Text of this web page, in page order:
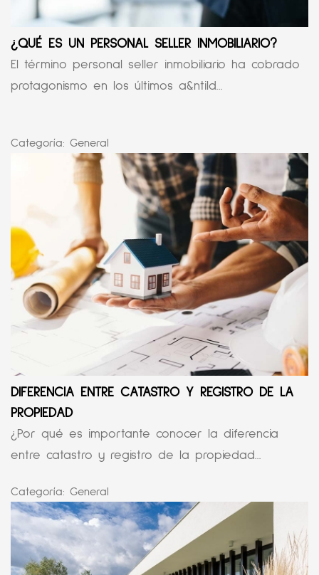
¿QUÉ ES UN PERSONAL SELLER INMOBILIARIO?
El término personal seller inmobiliario ha cobrado
protagonismo en los últimos a&ntild...
Categoría: General
DIFERENCIA ENTRE CATASTRO Y REGISTRO DE LA
PROPIEDAD
¿Por qué es importante conocer la diferencia
entre catastro y registro de la propiedad...
Categoría: General